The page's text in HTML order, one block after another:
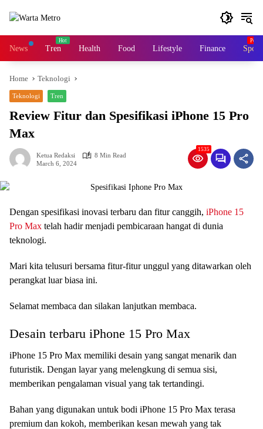
News Tren Health Food Lifestyle Finance Sport
Home Teknologi
Teknologi Tren
Review Fitur dan Spesifikasi iPhone 15 Pro
Max
Ketua Redaksi
8 Min Read
March 6, 2024
1535
Dengan spesifikasi inovasi terbaru dan fitur canggih, iPhone 15
Pro Max telah hadir menjadi pembicaraan hangat di dunia
teknologi.
Mari kita telusuri bersama fitur-fitur unggul yang ditawarkan oleh
perangkat luar biasa ini.
Selamat membaca dan silakan lanjutkan membaca.
Desain terbaru iPhone 15 Pro Max
iPhone 15 Pro Max memiliki desain yang sangat menarik dan
futuristik. Dengan layar yang melengkung di semua sisi,
memberikan pengalaman visual yang tak tertandingi.
Bahan yang digunakan untuk bodi iPhone 15 Pro Max terasa
premium dan kokoh, memberikan kesan mewah yang tak